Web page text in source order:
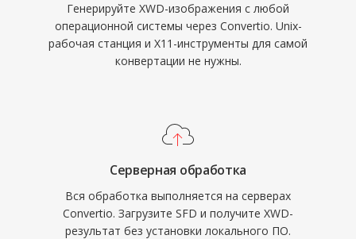
Генерируйте XWD-изображения с любой
операционной системы через Convertio. Unix-
рабочая станция и X11-инструменты для самой
конвертации не нужны.
Серверная обработка
Вся обработка выполняется на серверах
Convertio. Загрузите SFD и получите XWD-
результат без установки локального ПО.